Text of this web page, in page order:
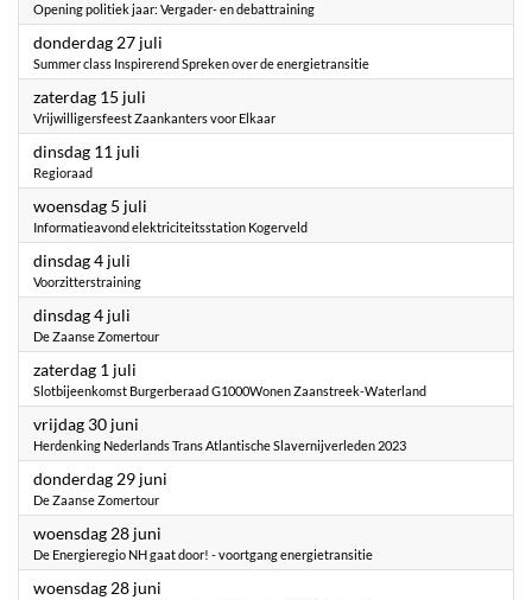
Opening politiek jaar: Vergader- en debattraining
donderdag 27 juli
Summer class Inspirerend Spreken over de energietransitie
zaterdag 15 juli
Vrijwilligersfeest Zaankanters voor Elkaar
dinsdag 11 juli
Regioraad
woensdag 5 juli
Informatieavond elektriciteitsstation Kogerveld
dinsdag 4 juli
Voorzitterstraining
dinsdag 4 juli
De Zaanse Zomertour
zaterdag 1 juli
Slotbijeenkomst Burgerberaad G1000Wonen Zaanstreek-Waterland
vrijdag 30 juni
Herdenking Nederlands Trans Atlantische Slavernijverleden 2023
donderdag 29 juni
De Zaanse Zomertour
woensdag 28 juni
De Energieregio NH gaat door! - voortgang energietransitie
woensdag 28 juni